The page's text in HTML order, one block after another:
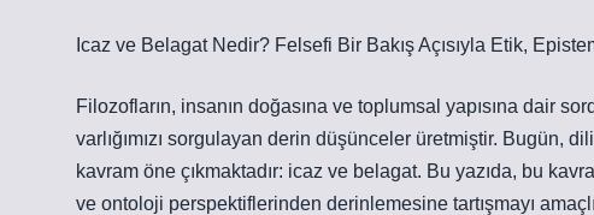
Icaz ve Belagat Nedir? Felsefi Bir Bakış Açısıyla Etik,
Filozofların, insanın doğasına ve toplumsal yapısına dair
varlığımızı sorgulayan derin düşünceler üretmiştir. Bugün,
kavram öne çıkmaktadır: icaz ve belagat. Bu yazıda, bu
ve ontoloji perspektiflerinden derinlemesine tartışmayı